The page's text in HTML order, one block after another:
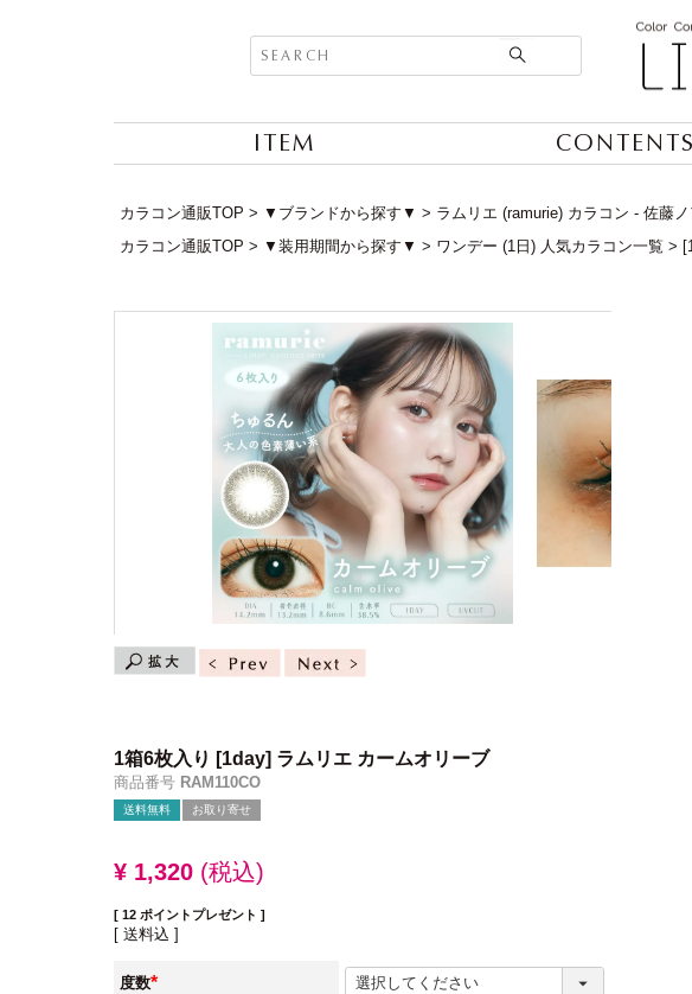
ITEM CONTENTS
カラコン通販TOP ▼ブランドから探す▼ ラムリエ (ramurie) カラコン - 佐藤ノ
カラコン通販TOP
▼装用期間から探す▼ ワンデー (1日) 人気カラコン一覧
1箱6枚入り [1day] ラムリエ カームオリーブ
商品番号 RAM110CO
送料無料 お取り寄せ
¥ 1,320 税込
[ 12 ポイントプレゼント ]
送料込
度数